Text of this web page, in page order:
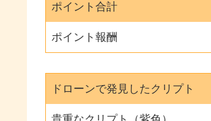
ポイント合計
ポイント報酬
ドローンで発見したクリプト